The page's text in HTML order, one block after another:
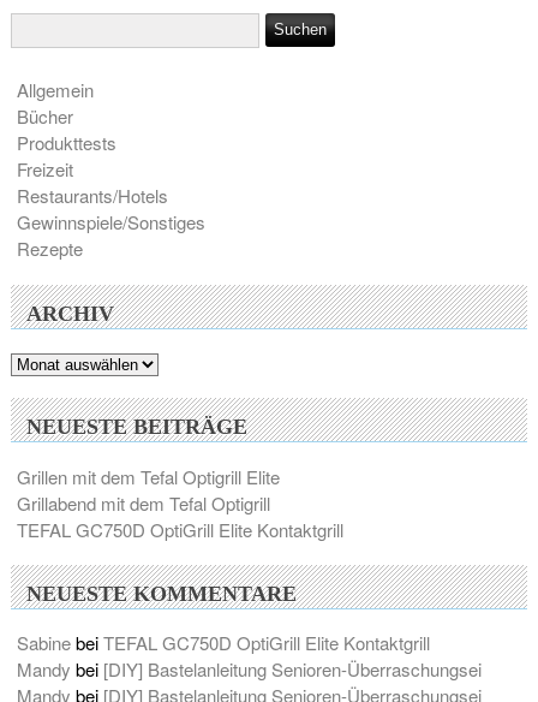
Allgemein
Bücher
Produkttests
Freizeit
Restaurants/Hotels
Gewinnspiele/Sonstiges
Rezepte
ARCHIV
Archiv
NEUESTE BEITRÄGE
Grillen mit dem Tefal Optigrill Elite
Grillabend mit dem Tefal Optigrill
TEFAL GC750D OptiGrill Elite Kontaktgrill
NEUESTE KOMMENTARE
SabinebeiTEFAL GC750D OptiGrill Elite Kontaktgrill
Mandy bei [DIY] Bastelanleitung Senioren-Überraschungsei
Mandy bei [DIY] Bastelanleitung Senioren-Überraschungsei